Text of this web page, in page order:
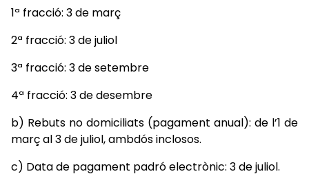
1ª fracció: 3 de març
2ª fracció: 3 de juliol
3ª fracció: 3 de setembre
4ª fracció: 3 de desembre
b) Rebuts no domiciliats (pagament anual): de l’1 de
març al 3 de juliol, ambdós inclosos.
c) Data de pagament padró electrònic: 3 de juliol.